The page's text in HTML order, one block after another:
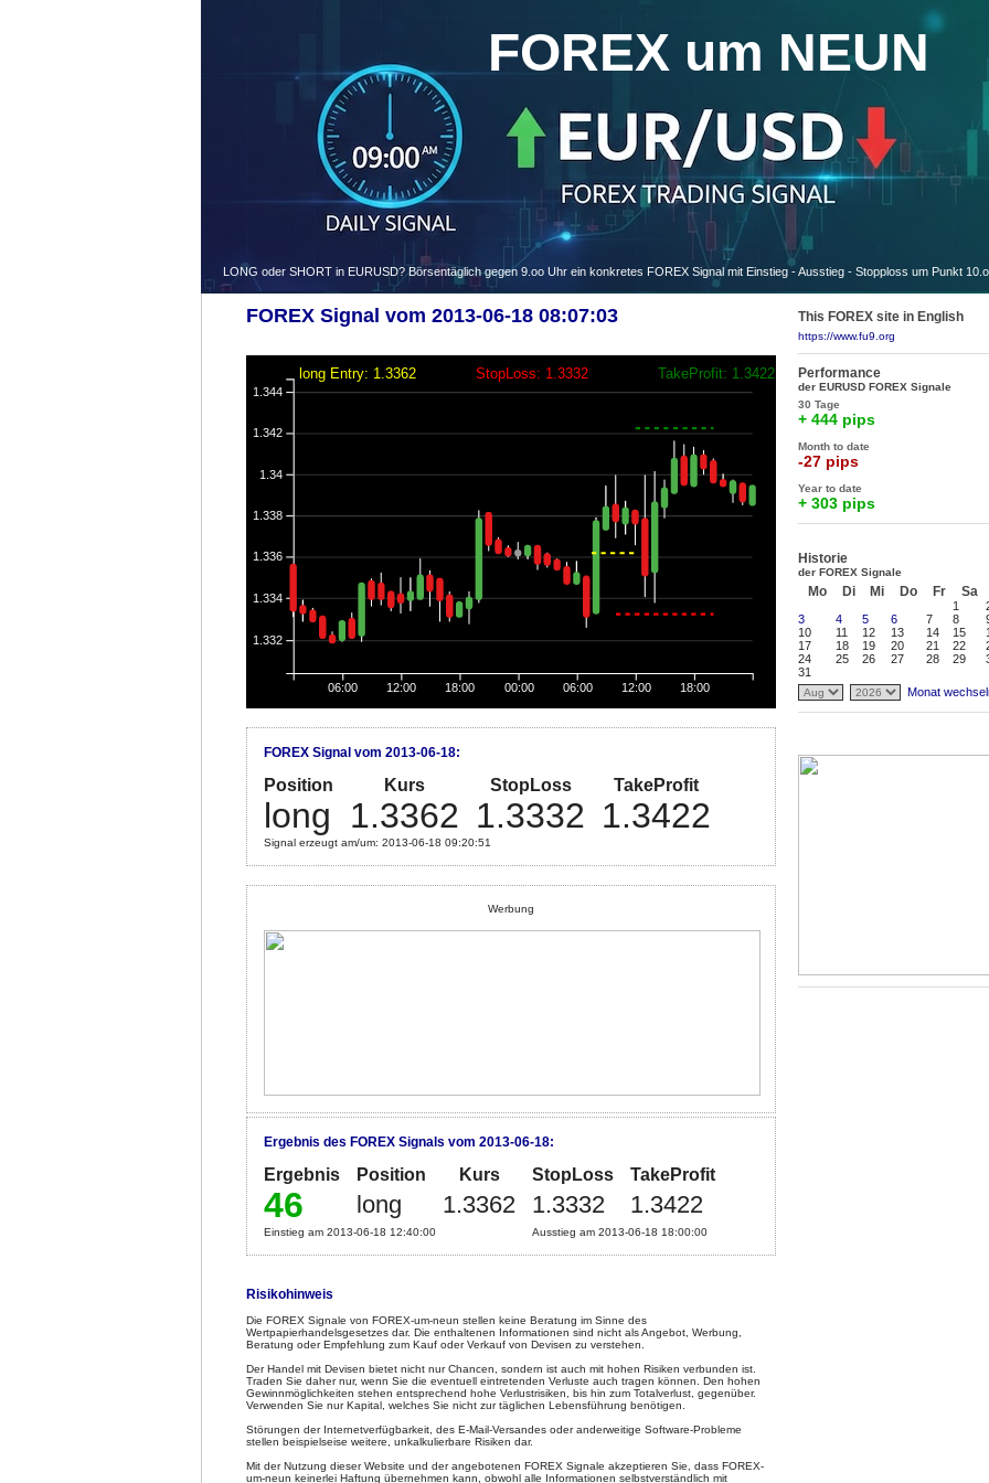
FOREX um NEUN
LONG oder SHORT in EURUSD? Börsentäglich gegen 9.oo Uhr ein konkretes FOREX Signal mit Einstieg - Ausstieg - Stopploss um Punkt
FOREX Signal vom 2013-06-18 08:07:03
06:00 12:00 18:00 00:00 06:00 12:00 18:00
1.332
1.334
1.336
1.338
1.34
1.342
1.344
long Entry: 1.3362 StopLoss: 1.3332 TakeProfit: 1.3422
FOREX Signal vom 2013-06-18:
Position Kurs StopLoss TakeProfit
long 1.3362 1.3332 1.3422
Signal erzeugt am/um: 2013-06-18 09:20:51
Werbung
Ergebnis des FOREX Signals vom 2013-06-18:
Ergebnis Position Kurs StopLoss TakeProfit
46 long 1.3362 1.3332 1.3422
Einstieg am 2013-06-18 12:40:00 Ausstieg am 2013-06-18 18:00:00
Risikohinweis
Die FOREX Signale von FOREX-um-neun stellen keine Beratung im Sinne des
Wertpapierhandelsgesetzes dar. Die enthaltenen Informationen sind nicht als Angebot, Werbung,
Beratung oder Empfehlung zum Kauf oder Verkauf von Devisen zu verstehen.
Der Handel mit Devisen bietet nicht nur Chancen, sondern ist auch mit hohen Risiken verbunden ist.
Traden Sie daher nur, wenn Sie die eventuell eintretenden Verluste auch tragen können. Den hohen
Gewinnmöglichkeiten stehen entsprechend hohe Verlustrisiken, bis hin zum Totalverlust, gegenüber.
Verwenden Sie nur Kapital, welches Sie nicht zur täglichen Lebensführung benötigen.
Störungen der Internetverfügbarkeit, des E-Mail-Versandes oder anderweitige Software-Probleme
stellen beispielseise weitere, unkalkulierbare Risiken dar.
Mit der Nutzung dieser Website und der angebotenen FOREX Signale akzeptieren Sie, dass FOREX-
um-neun keinerlei Haftung übernehmen kann, obwohl alle Informationen selbstverständlich mit
This FOREX site in English
https://www.fu9.org
Performance
der EURUSD FOREX Signale
30 Tage
+ 444 pips
Month to date
-27 pips
Year to date
+ 303 pips
Historie
der FOREX Signale
Mo Di Mi Do Fr Sa
1
3
4 5 6 7 8
10
11 12 13 14 15
17
18 19 20 21 22
24
25 26 27 28 29
31
Monat